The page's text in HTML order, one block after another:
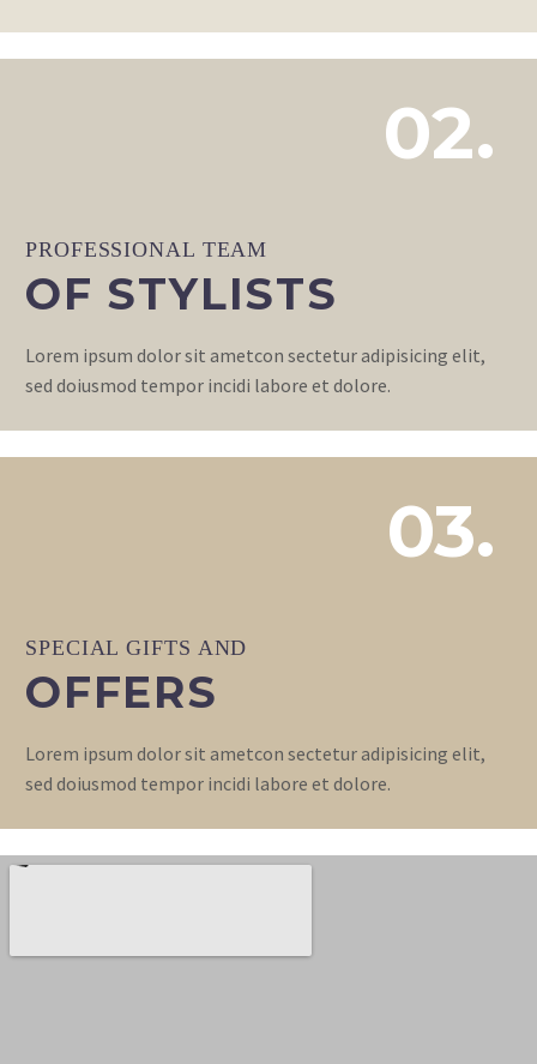
02.
PROFESSIONAL TEAM
OF STYLISTS
Lorem ipsum dolor sit ametcon sectetur adipisicing elit,
sed doiusmod tempor incidi labore et dolore.
03.
SPECIAL GIFTS AND
OFFERS
Lorem ipsum dolor sit ametcon sectetur adipisicing elit,
sed doiusmod tempor incidi labore et dolore.